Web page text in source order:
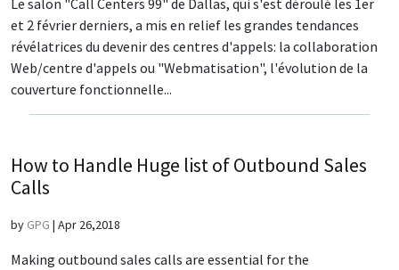
et 2 février derniers, a mis en relief les grandes tendances
révélatrices du devenir des centres d'appels: la collaboration
Web/centre d'appels ou "Webmatisation", l'évolution de la
couverture fonctionnelle...
How to Handle Huge list of Outbound Sales
Calls
by GPG | Apr 26,2018
Making outbound sales calls are essential for the